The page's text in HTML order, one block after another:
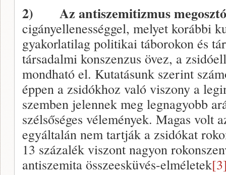
2) Az antiszemitizmus
cigányellenességgel, melyet korábbi
gyakorlatilag politikai táborokon és
társadalmi konszenzus övez, a
mondható el. Kutatásunk szerint
éppen a zsidókhoz való viszony a
szemben jelennek meg legnagyobb
szélsőséges vélemények. Magas volt
egyáltalán nem tartják a zsidókat
13 százalék viszont nagyon
antiszemita összeesküvés-elméletek